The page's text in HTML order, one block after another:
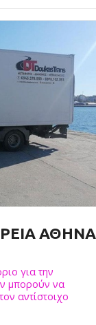
ΑΘΗΝΑ
για την
μπορούν να
αντίστοιχο